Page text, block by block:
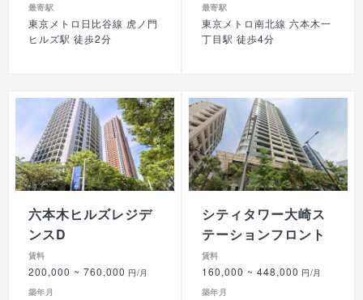
最寄駅
東京メトロ日比谷線 虎ノ門
ヒルズ駅 徒歩2分
最寄駅
東京メトロ南北線 六本木一
丁目駅 徒歩4分
六本木ヒルズレジデ
ンスD
賃料
200,000 ~ 760,000 円/月
築年月
シティタワー大崎ス
テーションフロント
賃料
160,000 ~ 448,000 円/月
築年月